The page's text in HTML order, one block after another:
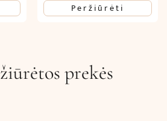
Peržiūrėti
prekės